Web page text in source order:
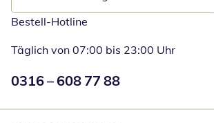
Bestell-Hotline
Täglich von 07:00 bis 23:00 Uhr
Numéro de téléphone:
0316 – 608 77 88